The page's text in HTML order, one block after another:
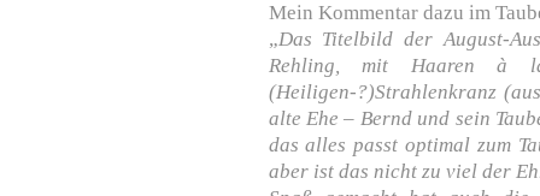
Mein Kommentar dazu im
„Das Titelbild der August-
Rehling, mit Haaren à
(Heiligen-?)Strahlenkranz
alte Ehe – Bernd und sein
das alles passt optimal zum
aber ist das nicht zu viel der